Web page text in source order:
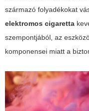
származó folyadékokat
elektromos cigaretta
szempontjából, az
komponensei miatt a